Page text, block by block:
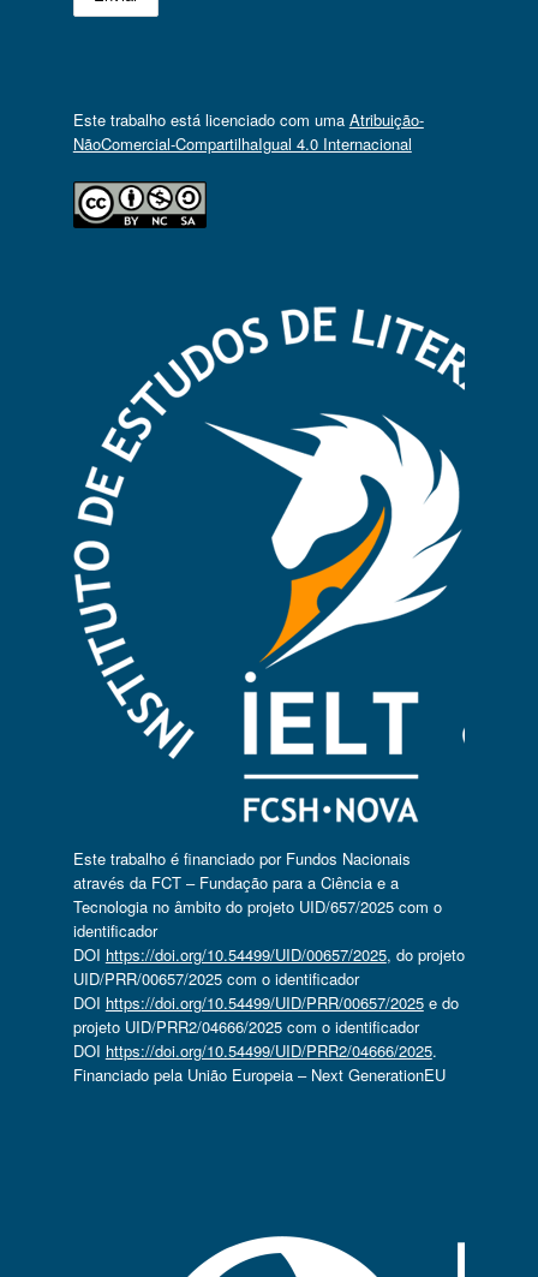
Este trabalho está licenciado com uma Atribuição-
NãoComercial-CompartilhaIgual 4.0 Internacional
Este trabalho é financiado por Fundos Nacionais
através da FCT – Fundação para a Ciência e a
Tecnologia no âmbito do projeto UID/657/2025 com o
identificador
DOI https://doi.org/10.54499/UID/00657/2025, do projeto
UID/PRR/00657/2025 com o identificador
DOI https://doi.org/10.54499/UID/PRR/00657/2025e do
projeto UID/PRR2/04666/2025 com o identificador
DOI https://doi.org/10.54499/UID/PRR2/04666/2025.
Financiado pela União Europeia – Next GenerationEU